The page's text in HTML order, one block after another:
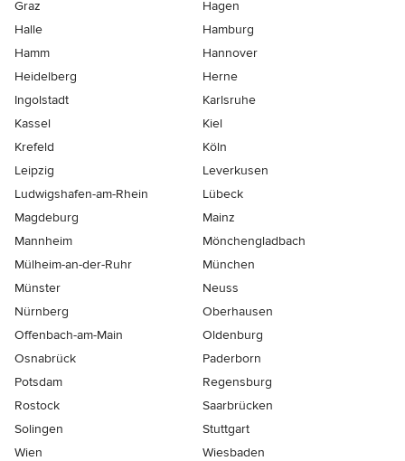
Graz
Hagen
Halle
Hamburg
Hamm
Hannover
Heidelberg
Herne
Ingolstadt
Karlsruhe
Kassel
Kiel
Krefeld
Köln
Leipzig
Leverkusen
Ludwigshafen-am-Rhein
Lübeck
Magdeburg
Mainz
Mannheim
Mönchen­gladbach
Mülheim-an-der-Ruhr
München
Münster
Neuss
Nürnberg
Oberhausen
Offenbach-am-Main
Oldenburg
Osnabrück
Paderborn
Potsdam
Regensburg
Rostock
Saarbrücken
Solingen
Stuttgart
Wien
Wiesbaden